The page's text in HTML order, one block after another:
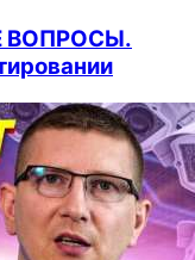
ВОПРОСЫ.